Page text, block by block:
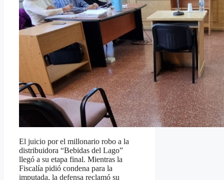
El juicio por el millonario robo a la
distribuidora “Bebidas del Lago”
llegó a su etapa final. Mientras la
Fiscalía pidió condena para la
imputada, la defensa reclamó su